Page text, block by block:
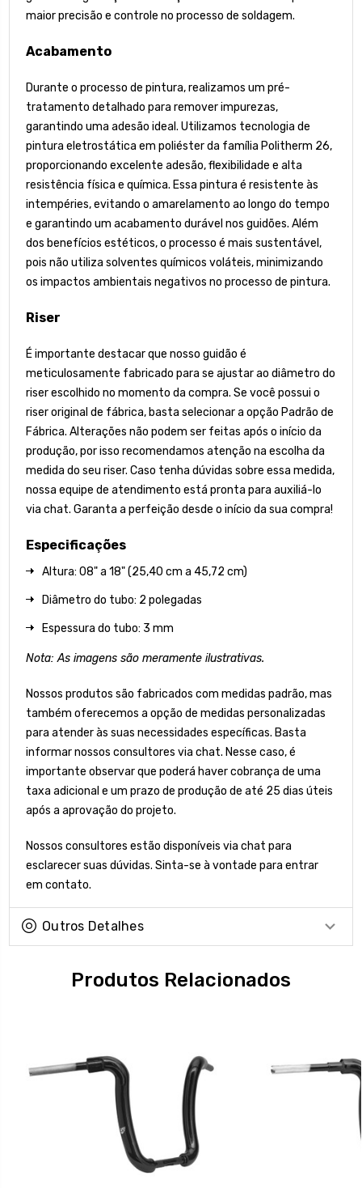
maior precisão e controle no processo de soldagem.
Acabamento
Durante o processo de pintura, realizamos um pré-
tratamento detalhado para remover impurezas,
garantindo uma adesão ideal. Utilizamos tecnologia de
pintura eletrostática em poliéster da família Politherm 26,
proporcionando excelente adesão, flexibilidade e alta
resistência física e química. Essa pintura é resistente às
intempéries, evitando o amarelamento ao longo do tempo
e garantindo um acabamento durável nos guidões. Além
dos benefícios estéticos, o processo é mais sustentável,
pois não utiliza solventes químicos voláteis, minimizando
os impactos ambientais negativos no processo de pintura.
Riser
É importante destacar que nosso guidão é
meticulosamente fabricado para se ajustar ao diâmetro do
riser escolhido no momento da compra. Se você possui o
riser original de fábrica, basta selecionar a opção Padrão de
Fábrica. Alterações não podem ser feitas após o início da
produção, por isso recomendamos atenção na escolha da
medida do seu riser. Caso tenha dúvidas sobre essa medida,
nossa equipe de atendimento está pronta para auxiliá-lo
via chat. Garanta a perfeição desde o início da sua compra!
Especificações
Altura: 08" a 18" (25,40 cm a 45,72 cm)
Diâmetro do tubo: 2 polegadas
Espessura do tubo: 3 mm
Nota: As imagens são meramente ilustrativas.
Nossos produtos são fabricados com medidas padrão, mas
também oferecemos a opção de medidas personalizadas
para atender às suas necessidades específicas. Basta
informar nossos consultores via chat. Nesse caso, é
importante observar que poderá haver cobrança de uma
taxa adicional e um prazo de produção de até 25 dias úteis
após a aprovação do projeto.
Nossos consultores estão disponíveis via chat para
esclarecer suas dúvidas. Sinta-se à vontade para entrar
em contato.
Outros Detalhes
Produtos Relacionados